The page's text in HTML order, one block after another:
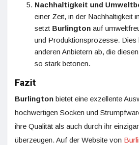
Nachhaltigkeit und
einer Zeit, in der Nachhaltigkeit
setzt Burlington auf
und Produktionsprozesse. Dies
anderen Anbietern ab, die
so stark betonen.
Fazit
Burlington bietet eine exzellente
hochwertigen Socken und
ihre Qualität als auch durch ihr
überzeugen. Auf der Website von